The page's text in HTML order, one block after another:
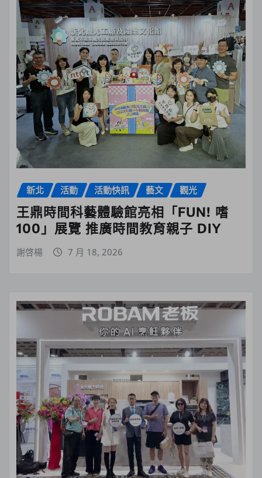
新北 活動 活動快訊 藝文 觀光
王鼎時間科藝體驗館亮相「FUN! 嗜
100」展覽 推廣時間教育親子 DIY
謝啓楊 7 月 18, 2026